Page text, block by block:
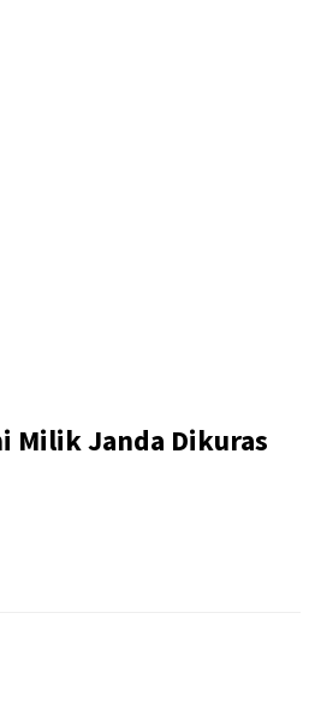
Milik Janda Dikuras